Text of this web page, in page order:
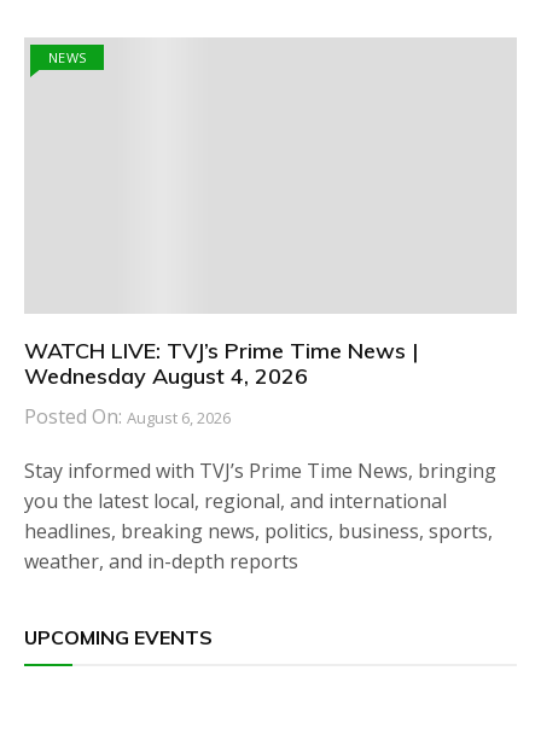
NEWS
WATCH LIVE: TVJ’s Prime Time News |
Wednesday August 4, 2026
Posted On: August 6, 2026
Stay informed with TVJ’s Prime Time News, bringing
you the latest local, regional, and international
headlines, breaking news, politics, business, sports,
weather, and in-depth reports
UPCOMING EVENTS